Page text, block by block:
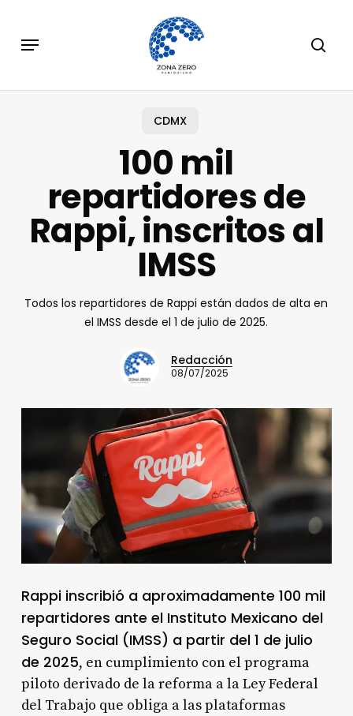
main
Menu
CDMX
100 mil
repartidores de
Rappi, inscritos al
IMSS
Todos los repartidores de Rappi están dados de alta en
el IMSS desde el 1 de julio de 2025.
Redacción
08/07/2025
Rappi inscribió a aproximadamente 100 mil
repartidores ante el Instituto Mexicano del
Seguro Social (IMSS) a partir del 1 de julio
de 2025, en cumplimiento con el programa
piloto derivado de la reforma a la Ley Federal
del Trabajo que obliga a las plataformas